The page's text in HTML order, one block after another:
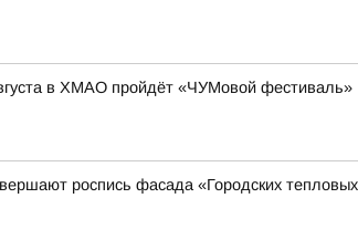
в ХМАО пройдёт «ЧУМовой фестиваль»
роспись фасада «Городских